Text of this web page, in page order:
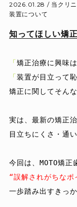
2026.01.28 / 当クリ
装置について
知ってほしい矯
「矯正治療に興味
「装置が目立って
矯正に関してそん
実は、最新の矯正
目立ちにくさ・通
“誤解されがちなポ
一歩踏み出すきっ